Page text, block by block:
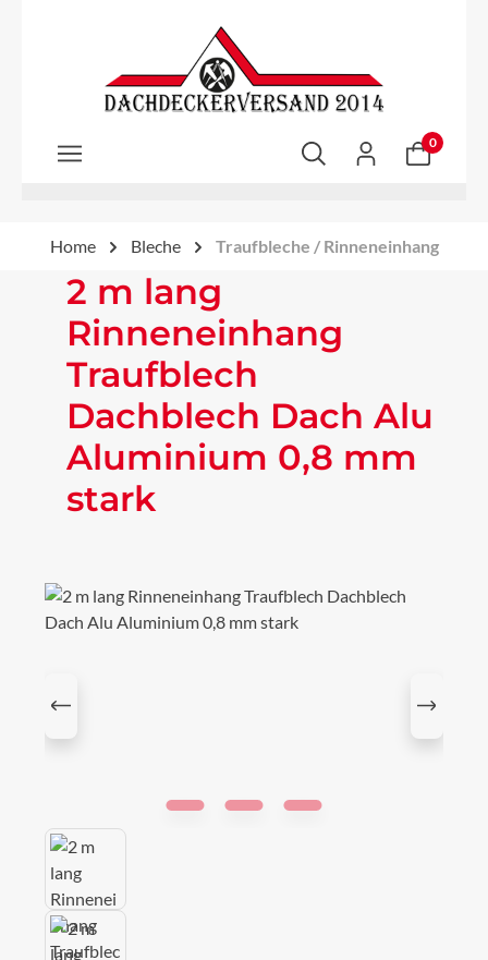
Zum Hauptinhalt springen
0
Home Bleche Traufbleche / Rinneneinhang
2 m lang
Rinneneinhang
Traufblech
Dachblech Dach Alu
Aluminium 0,8 mm
stark
Bildergalerie überspringen